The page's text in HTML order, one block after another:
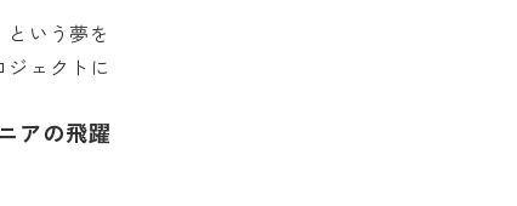
いう夢を
ジェクトに
アの飛躍